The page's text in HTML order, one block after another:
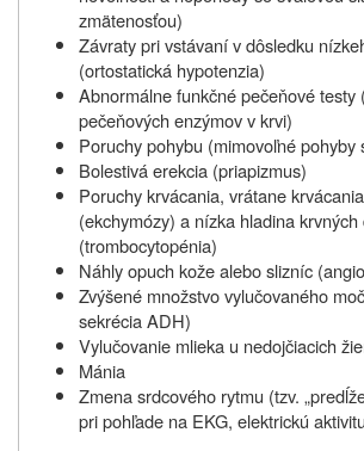
zmätenosťou)
Závraty pri vstávaní v dôsledku
(ortostatická hypotenzia)
Abnormálne funkčné pečeňové testy
pečeňových enzýmov v krvi)
Poruchy pohybu (mimovoľné pohyby
Bolestivá erekcia (priapizmus)
Poruchy krvácania, vrátane
(ekchymózy) a nízka hladina krvných
(trombocytopénia)
Náhly opuch kože alebo slizníc
Zvýšené množstvo vylučovaného
sekrécia ADH)
Vylučovanie mlieka u nedojčiacich
Mánia
Zmena srdcového rytmu (tzv.
pri pohľade na EKG, elektrickú